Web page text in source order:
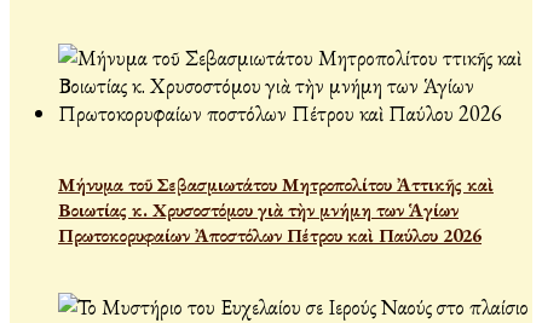
Μήνυμα τοῦ Σεβασμιωτάτου Μητροπολίτου Ἀττικῆς καὶ
Βοιωτίας κ. Χρυσοστόμου γιὰ τὴν μνήμη των Ἁγίων
Πρωτοκορυφαίων Ἀποστόλων Πέτρου καὶ Παύλου 2026